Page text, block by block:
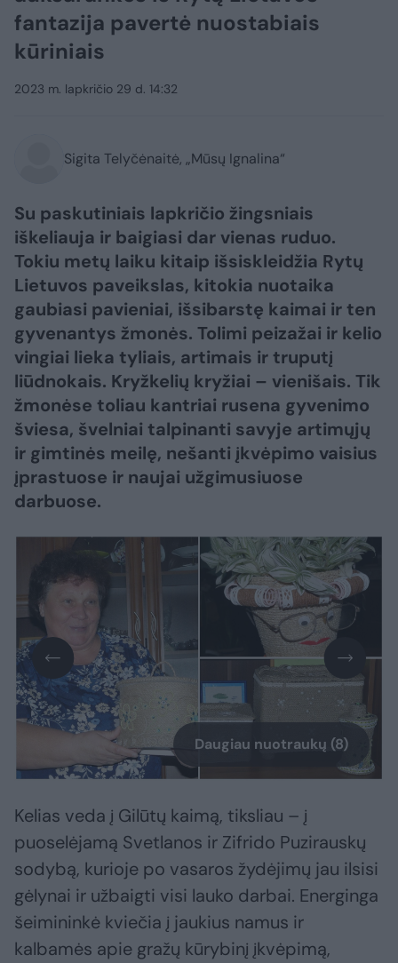
fantazija pavertė nuostabiais
kūriniais
2023 m. lapkričio 29 d. 14:32
Sigita Telyčėnaitė, „Mūsų Ignalina“
Su paskutiniais lapkričio žingsniais
iškeliauja ir baigiasi dar vienas ruduo.
Tokiu metų laiku kitaip išsiskleidžia Rytų
Lietuvos paveikslas, kitokia nuotaika
gaubiasi pavieniai, išsibarstę kaimai ir ten
gyvenantys žmonės. Tolimi peizažai ir kelio
vingiai lieka tyliais, artimais ir truputį
liūdnokais. Kryžkelių kryžiai – vienišais. Tik
žmonėse toliau kantriai rusena gyvenimo
šviesa, švelniai talpinanti savyje artimųjų
ir gimtinės meilę, nešanti įkvėpimo vaisius
įprastuose ir naujai užgimusiuose
darbuose.
Daugiau nuotraukų (8)
Kelias veda į Gilūtų kaimą, tiksliau – į
puoselėjamą Svetlanos ir Zifrido Puzirauskų
sodybą, kurioje po vasaros žydėjimų jau ilsisi
gėlynai ir užbaigti visi lauko darbai. Energinga
šeimininkė kviečia į jaukius namus ir
kalbamės apie gražų kūrybinį įkvėpimą,